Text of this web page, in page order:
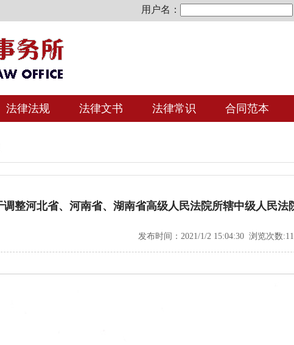
用户名：
法律法规 法律文书 法律常识 合同范本
调整河北省、河南省、湖南省高级人民法院所辖中级人民
发布时间：2021/1/2 15:04:30 浏览次数